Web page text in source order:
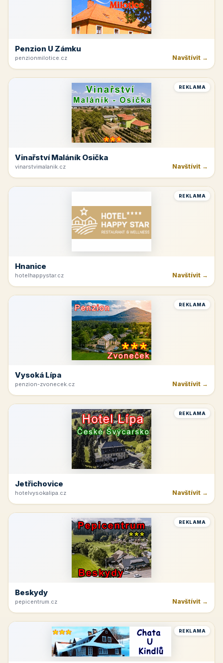
Penzion U Zámku
penzionmilotice.cz Navštívit →
REKLAMA
Vinařství Maláník Osička
vinarstvimalanik.cz Navštívit →
REKLAMA
Hnanice
hotelhappystar.cz Navštívit →
REKLAMA
Vysoká Lípa
penzion-zvonecek.cz Navštívit →
REKLAMA
Jetřichovice
hotelvysokalipa.cz Navštívit →
REKLAMA
Beskydy
pepicentrum.cz Navštívit →
REKLAMA